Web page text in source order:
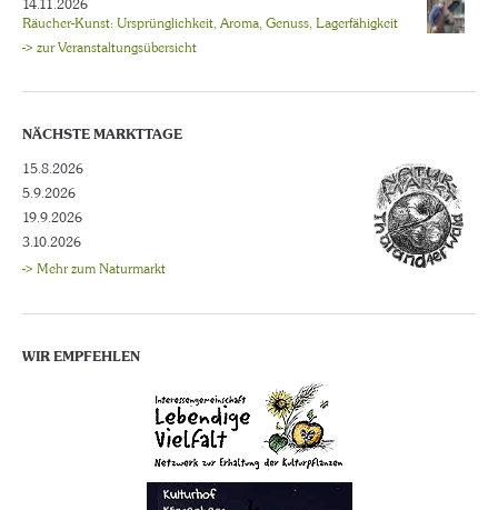
14.11.2026
Räucher-Kunst: Ursprünglichkeit, Aroma, Genuss, Lagerfähigkeit
-> zur Veranstaltungsübersicht
NÄCHSTE MARKTTAGE
15.8.2026
5.9.2026
19.9.2026
3.10.2026
-> Mehr zum Naturmarkt
WIR EMPFEHLEN